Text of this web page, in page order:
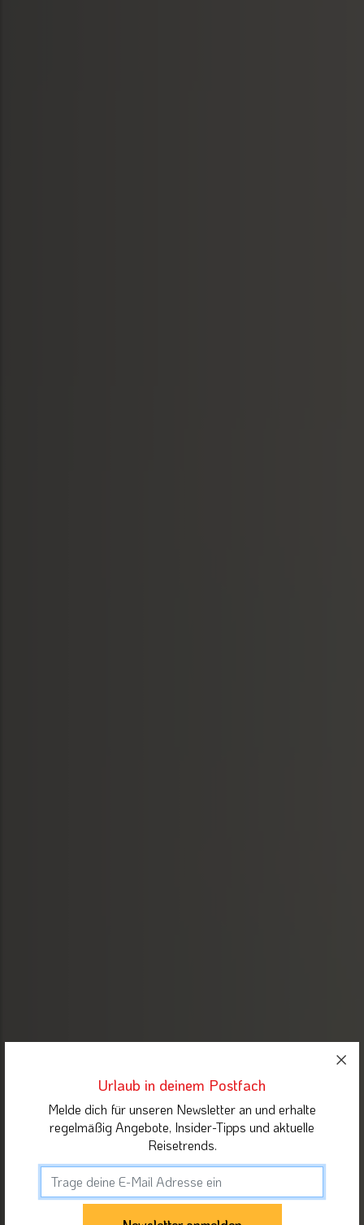
Urlaub in deinem Postfach
Melde dich für unseren Newsletter an und erhalte
regelmäßig Angebote, Insider-Tipps und aktuelle
Reisetrends.